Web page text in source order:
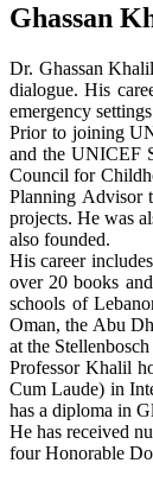
Ghassan
Dr. Ghassan
dialogue. His
emergency
Prior to joining
and the UNICEF
Council for
Planning Advisor
projects. He was
also founded.
His career
over 20 books
schools of
Oman, the Abu
at the
Professor Khalil
Cum Laude) in
has a diploma in
He has received
four Honorable